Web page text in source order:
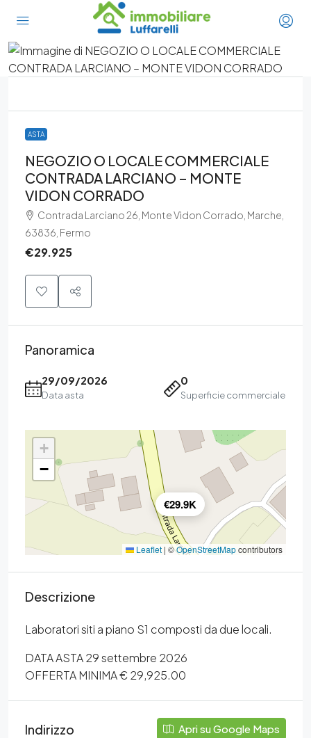
ASTA
NEGOZIO O LOCALE COMMERCIALE
CONTRADA LARCIANO – MONTE
VIDON CORRADO
Contrada Larciano 26, Monte Vidon Corrado, Marche,
63836, Fermo
€29.925
Panoramica
29/09/2026
Data asta
0
Superficie commerciale
€29.9K
+
−
Leaflet | ©OpenStreetMapcontributors
Descrizione
Laboratori siti a piano S1 composti da due locali.
DATA ASTA 29 settembre 2026
OFFERTA MINIMA € 29,925.00
Indirizzo Apri su Google Maps